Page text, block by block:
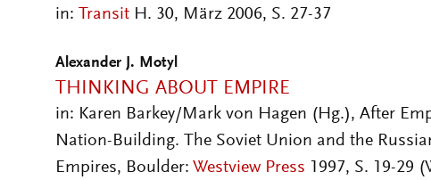
in: Transit H. 30, März 2006, S. 27-37
Alexander J. Motyl
THINKING ABOUT EMPIRE
in: Karen Barkey/Mark von Hagen (Hg.), After
Nation-Building. The Soviet Union and the
Empires, Boulder: Westview Press 1997, S. 19-29